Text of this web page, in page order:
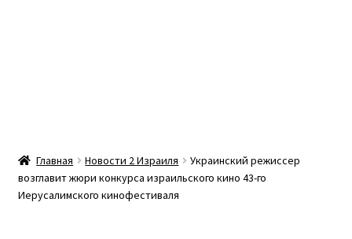
Компания
Главная Новости 2 Израиля
Украинский режиссер
возглавит жюри конкурса израильского кино 43-го
Иерусалимского кинофестиваля